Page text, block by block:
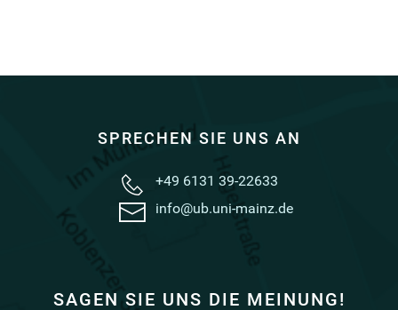
SPRECHEN SIE UNS AN
+49 6131 39-22633
info@ub.uni-mainz.de
SAGEN SIE UNS DIE MEINUNG!